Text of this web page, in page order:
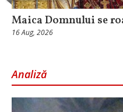
Maica Domnului se
16 Aug, 2026
Analiză